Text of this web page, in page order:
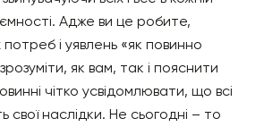
Адже ви це робите,
і уявлень «як повинно
як вам, так і пояснити
чітко усвідомлювати, що всі
свої наслідки. Не сьогодні – то